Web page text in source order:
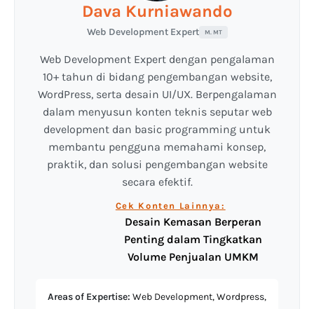
Dava Kurniawando
Web Development Expert M. MT
Web Development Expert dengan pengalaman
10+ tahun di bidang pengembangan website,
WordPress, serta desain UI/UX. Berpengalaman
dalam menyusun konten teknis seputar web
development dan basic programming untuk
membantu pengguna memahami konsep,
praktik, dan solusi pengembangan website
secara efektif.
Cek Konten Lainnya:
Desain Kemasan Berperan
Penting dalam Tingkatkan
Volume Penjualan UMKM
Areas of Expertise: Web Development, Wordpress,